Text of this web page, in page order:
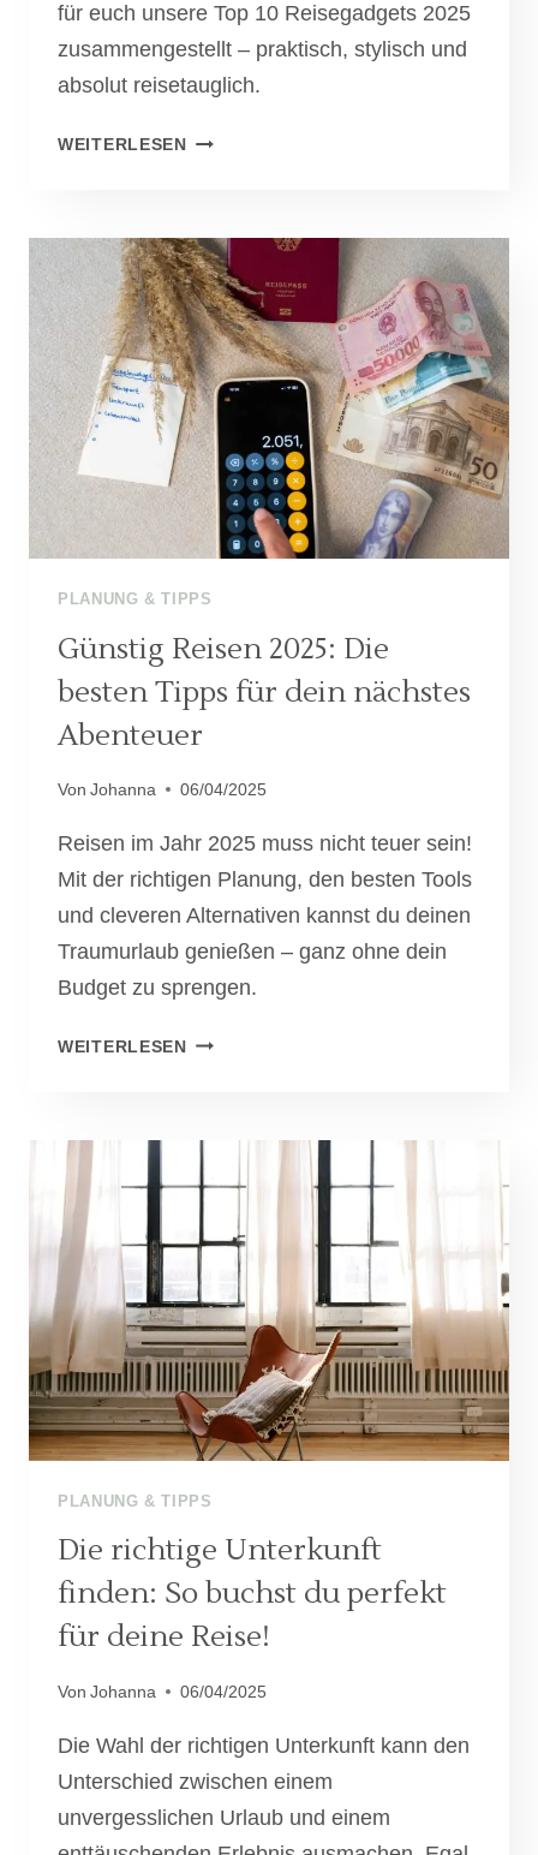
für euch unsere Top 10 Reisegadgets 2025
zusammengestellt – praktisch, stylisch und
absolut reisetauglich.
WEITERLESENUNSERE
2025
–
WAS
AUF
KEINER
REISE
FEHLEN
DARF!
PLANUNG & TIPPS
Günstig Reisen 2025: Die
besten Tipps für dein nächstes
Abenteuer
Von Johanna 06/04/2025
Reisen im Jahr 2025 muss nicht teuer sein!
Mit der richtigen Planung, den besten Tools
und cleveren Alternativen kannst du deinen
Traumurlaub genießen – ganz ohne dein
Budget zu sprengen.
WEITERLESENGÜNSTIG
TIPPS
FÜR
DEIN
NÄCHSTES
ABENTEUER
PLANUNG & TIPPS
Die richtige Unterkunft
finden: So buchst du perfekt
für deine Reise!
Von Johanna 06/04/2025
Die Wahl der richtigen Unterkunft kann den
Unterschied zwischen einem
unvergesslichen Urlaub und einem